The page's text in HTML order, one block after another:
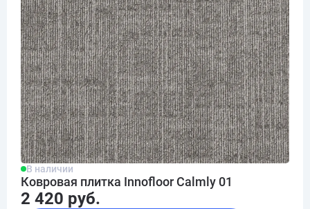
В наличии
Ковровая плитка Innofloor Calmly 01
2 420 руб.